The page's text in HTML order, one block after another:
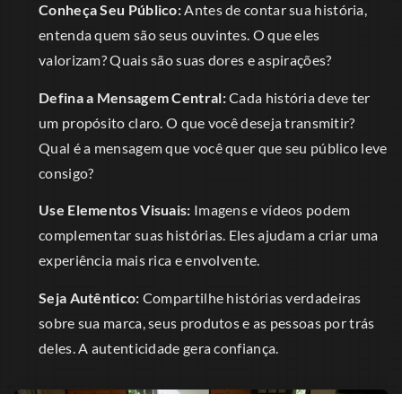
Conheça Seu Público:Antes de contar sua história,
entenda quem são seus ouvintes. O que eles
valorizam? Quais são suas dores e aspirações?
Defina a Mensagem Central:Cada história deve ter
um propósito claro. O que você deseja transmitir?
Qual é a mensagem que você quer que seu público leve
consigo?
Use Elementos Visuais: Imagens e vídeos podem
complementar suas histórias. Eles ajudam a criar uma
experiência mais rica e envolvente.
Seja Autêntico: Compartilhe histórias verdadeiras
sobre sua marca, seus produtos e as pessoas por trás
deles. A autenticidade gera confiança.